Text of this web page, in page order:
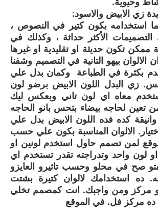
زي الابيض والاسود:
استخدامه بكون كتير في النصوص ،
الأكثر حداثة ، وكذلك في
ممكن تكون حديثة او تقليدية او غيرها
بيهو التانية في التصميم وشفنا
بكثرة في الطباعة وكمان بدل علي
زي البدل اللون الابيض برضو لون
معاه اي لون تاني وبعكس ليك
تعين لحاجه بيضاء بتحس بانو الحاجه
كده فده اللون الابيض بدل علي
الالوان المناسبة بكون علي حسب
لمن تصمم حاول استخدم لونين او
لون واحد وتدراجته تقدر تستخدم اي
صح في محلو وحسب تاثيرو العايزو
ده استخدامك لالوان كتيرة بشتت
مركز ومن واجبك. انت كمصمم تخلي
ده مركز فل. في الموقع